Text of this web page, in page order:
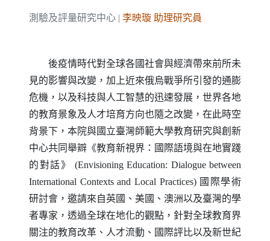
測驗及評量研究中心 | 李映璇 助理研究員
後疫情時代對全球各國社會與經濟帶來前所未
見的影響與改變，加上近來俄烏戰爭所引發的通膨
危機，以及科技與人工智慧的迅速發展，世界各地
的教育景象及人才培育方向也隨之改變，在此時空
背景下，本院與國立臺灣師範大學教育研究與創新
中心共同舉辧《教育新視界：國際語境與在地實踐
的對話》 (Envisioning Education: Dialogue between
International Contexts and Local Practices)國際學術
研討會，邀請來自英國、美國、澳洲以及臺灣的學
者專家，透過全球在地化的觀點，針對全球教育界
關注的教育改革、人才流動、國際評比以及新世紀